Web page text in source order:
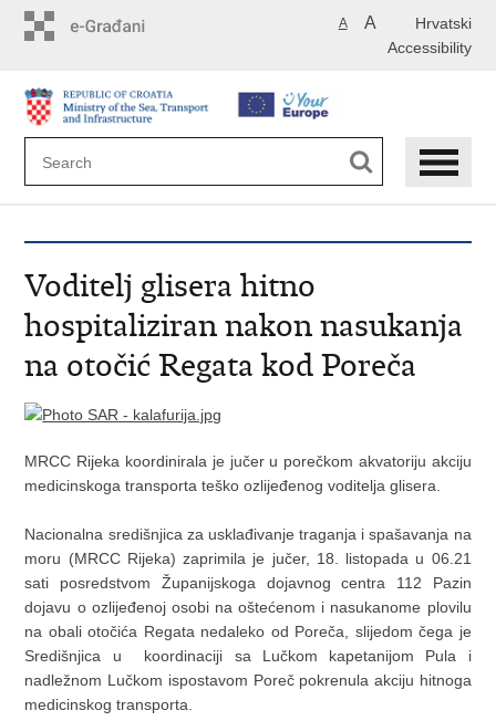
Hrvatski
A A
Accessibility
Voditelj glisera hitno
hospitaliziran nakon nasukanja
na otočić Regata kod Poreča
MRCC Rijeka koordinirala je jučer u porečkom akvatoriju akciju
medicinskoga transporta teško ozlijeđenog voditelja glisera.
Nacionalna središnjica za usklađivanje traganja i spašavanja na
moru (MRCC Rijeka) zaprimila je jučer, 18. listopada u 06.21
sati posredstvom Županijskoga dojavnog centra 112 Pazin
dojavu o ozlijeđenoj osobi na oštećenom i nasukanome plovilu
na obali otočića Regata nedaleko od Poreča, slijedom čega je
Središnjica u koordinaciji sa Lučkom kapetanijom Pula i
nadležnom Lučkom ispostavom Poreč pokrenula akciju hitnoga
medicinskog transporta.